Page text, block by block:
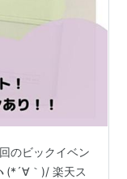
のビックイベン
(*´∀｀)/ 楽天ス